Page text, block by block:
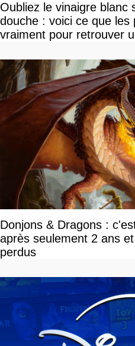
Oubliez le vinaigre blanc
douche : voici ce que les
vraiment pour retrouver
Donjons & Dragons :
après seulement 2 ans
perdus